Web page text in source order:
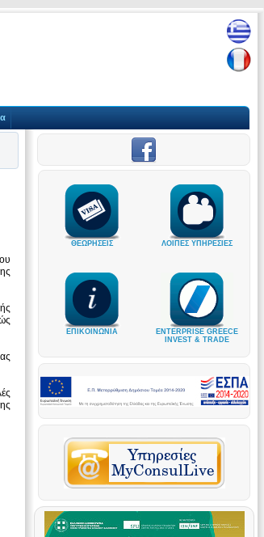
ΘΕΩΡΗΣΕΙΣ ΛΟΙΠΕΣ ΥΠΗΡΕΣΙΕΣ
ΕΠΙΚΟΙΝΩΝΙΑ
ENTERPRISE GREECE
INVEST & TRADE